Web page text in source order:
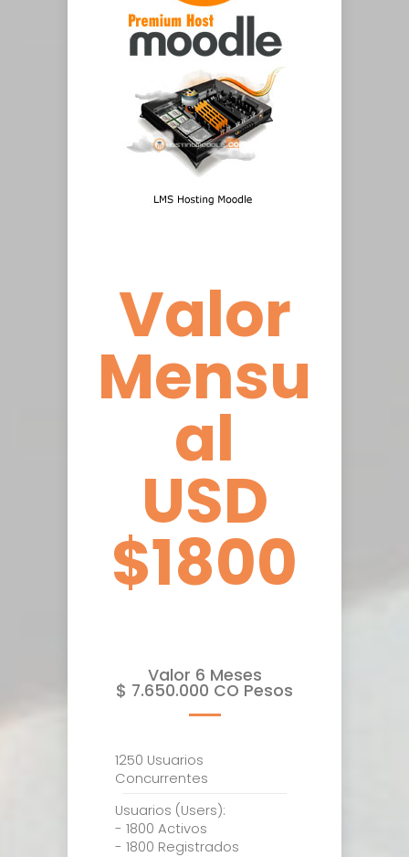
Valor
Mensu
al
USD
$1800
Valor 6 Meses
$ 7.650.000 CO Pesos
1250 Usuarios
Concurrentes
Usuarios (Users):
- 1800 Activos
- 1800 Registrados